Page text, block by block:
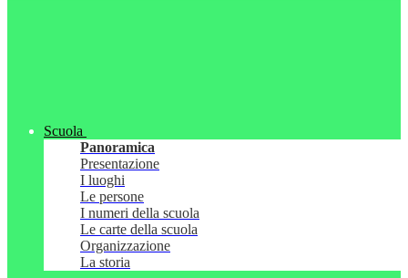
Scuola
Panoramica
Presentazione
I luoghi
Le persone
I numeri della scuola
Le carte della scuola
Organizzazione
La storia